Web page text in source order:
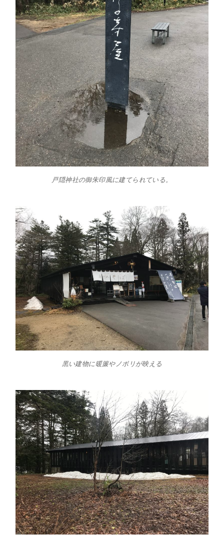
戸隠神社の御朱印風に建てられている。
黒い建物に暖簾やノボリが映える